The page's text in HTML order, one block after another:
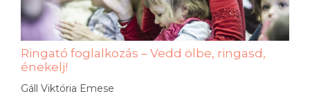
Ringató foglalkozás – Vedd ölbe, ringasd,
énekelj!
Gáll Viktória Emese